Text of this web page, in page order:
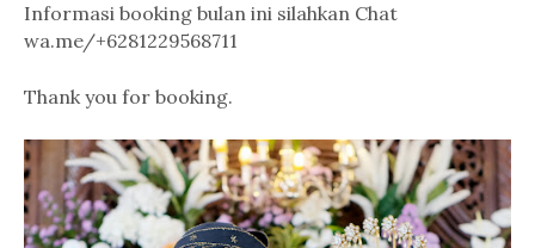
Informasi booking bulan ini silahkan Chat
wa.me/+6281229568711
Thank you for booking.